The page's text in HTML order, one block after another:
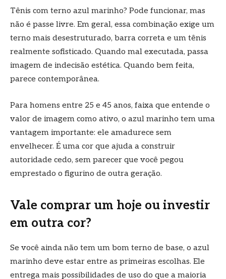
Tênis com terno azul marinho? Pode funcionar, mas
não é passe livre. Em geral, essa combinação exige um
terno mais desestruturado, barra correta e um tênis
realmente sofisticado. Quando mal executada, passa
imagem de indecisão estética. Quando bem feita,
parece contemporânea.
Para homens entre 25 e 45 anos, faixa que entende o
valor de imagem como ativo, o azul marinho tem uma
vantagem importante: ele amadurece sem
envelhecer. É uma cor que ajuda a construir
autoridade cedo, sem parecer que você pegou
emprestado o figurino de outra geração.
Vale comprar um hoje ou investir
em outra cor?
Se você ainda não tem um bom terno de base, o azul
marinho deve estar entre as primeiras escolhas. Ele
entrega mais possibilidades de uso do que a maioria